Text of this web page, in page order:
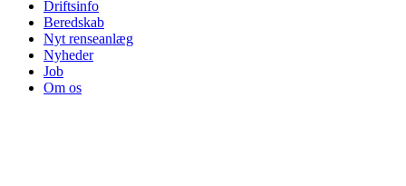
Driftsinfo
Beredskab
Nyt renseanlæg
Nyheder
Job
Om os